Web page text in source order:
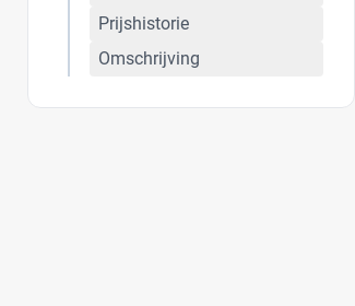
Prijshistorie
Omschrijving